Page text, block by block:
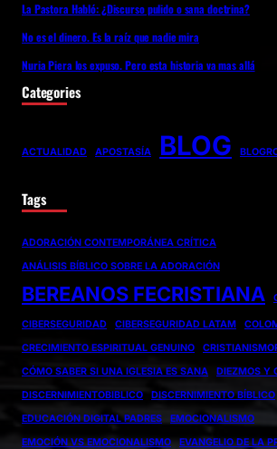
La Pastora Habló: ¿Discurso pulido o sana doctrina?
No es el dinero. Es la raíz que nadie mira
Nuria Piera los expuso. Pero esta historia va mas allá
Categories
ACTUALIDAD APOSTASÍA BLOG
Tags
ADORACIÓN CONTEMPORÁNEA CRÍTICA
ANÁLISIS BÍBLICO SOBRE LA ADORACIÓN
BEREANOS FECRISTIANA
CIBERSEGURIDAD CIBERSEGURIDAD LATAM
CRECIMIENTO ESPIRITUAL GENUINO
CÓMO SABER SI UNA IGLESIA ES SANA
DIEZMOS Y
DISCERNIMIENTOBIBLICO
DISCERNIMIENTO BÍBLICO
EDUCACIÓN DIGITAL PADRES
EMOCIONALISMO
EMOCIÓN VS EMOCIONALISMO
EVANGELIO DE LA